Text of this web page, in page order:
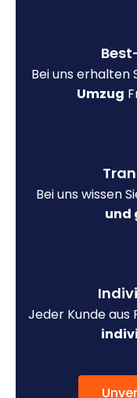
Bei uns erhalten
Umzug
Bei uns wissen
und
Jeder Kunde